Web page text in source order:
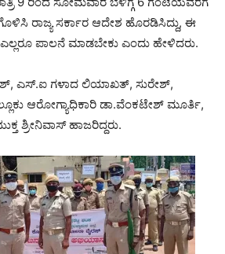
ರಾಜ್ಯ ಸರ್ಕಾರ ಆದೇಶ ಹೊರಡಿಸಿದ್ದು, ಈ
ಪಾಲನೆ ಮಾಡಬೇಕು ಎಂದು ಹೇಳಿದರು.
ಎಸ್.ಐ ಗಳಾದ ಲಿಯಾಖತ್, ಸುರೇಶ್,
ಆರೋಗ್ಯಾಧಿಕಾರಿ ಡಾ.ವೆಂಕಟೇಶ್ ಮೂರ್ತಿ,
ಶ್ರೀನಿವಾಸ್ ಹಾಜರಿದ್ದರು.